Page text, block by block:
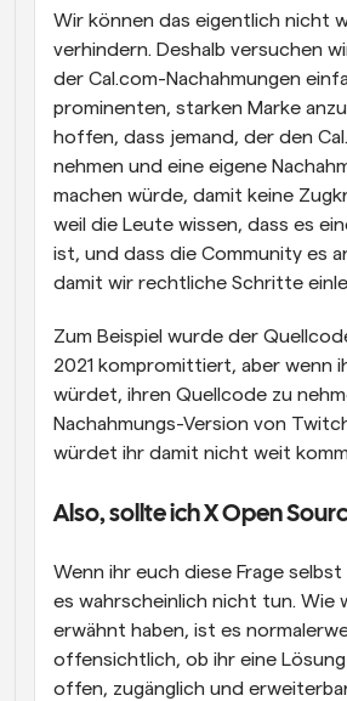
Wir können das eigentlich nicht
verhindern. Deshalb versuchen
der Cal.com-Nachahmungen
prominenten, starken Marke
hoffen, dass jemand, der den
nehmen und eine eigene
machen würde, damit keine
weil die Leute wissen, dass es
ist, und dass die Community es
damit wir rechtliche Schritte
Zum Beispiel wurde der
2021 kompromittiert, aber wenn
würdet, ihren Quellcode zu
Nachahmungs-Version von
würdet ihr damit nicht weit
Also, sollte ich X Open
Wenn ihr euch diese Frage
es wahrscheinlich nicht tun. Wie
erwähnt haben, ist es
offensichtlich, ob ihr eine
offen, zugänglich und